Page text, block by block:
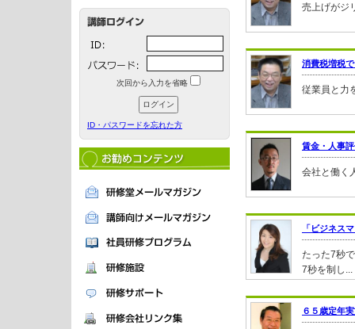
次回から入力を省略
ID・パスワードを忘れた方
売上げがジ
消費税増税
従業員と力
賃金・人事
会社と働く
「ビジネス
たった7秒
7秒を制し...
６５歳定年